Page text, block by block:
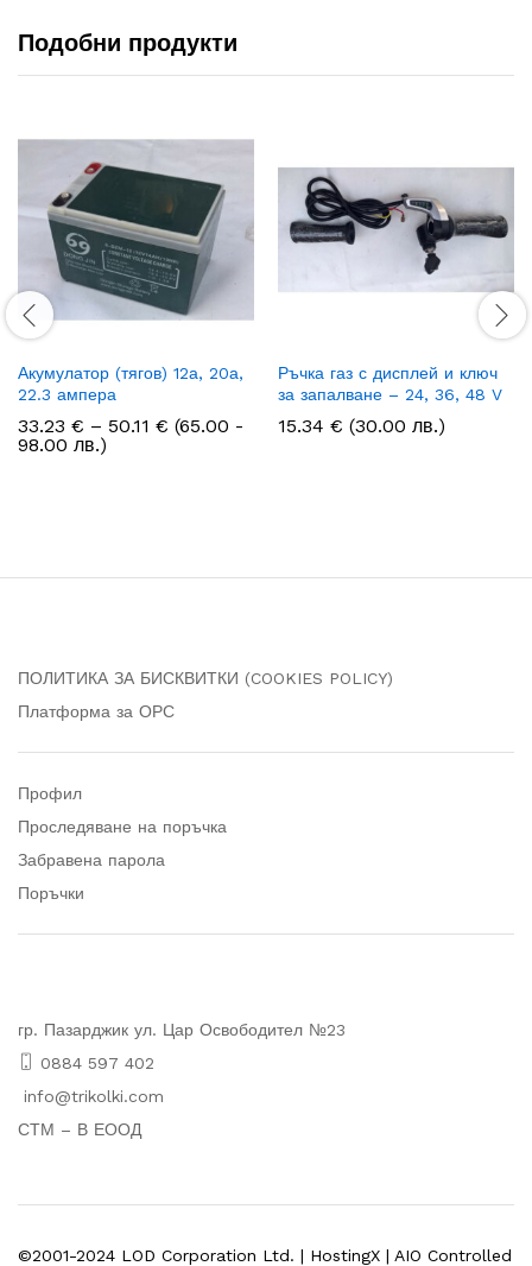
Подобни продукти
Акумулатор (тягов) 12а, 20а,
22.3 ампера
33.23 € – 50.11 € Price
(65.00 -
98.00 лв.)
Ръчка газ с дисплей и ключ
за запалване – 24, 36, 48 V
15.34 € (30.00 лв.)
ПОЛИТИКА ЗА БИСКВИТКИ (COOKIES POLICY)
Платформа за ОРС
Профил
Проследяване на поръчка
Забравена парола
Поръчки
гр. Пазарджик ул. Цар Освободител №23
0884 597 402
info@trikolki.com
СТМ – В ЕООД
©2001-2024 LOD Corporation Ltd. | HostingX | AIO Controlled